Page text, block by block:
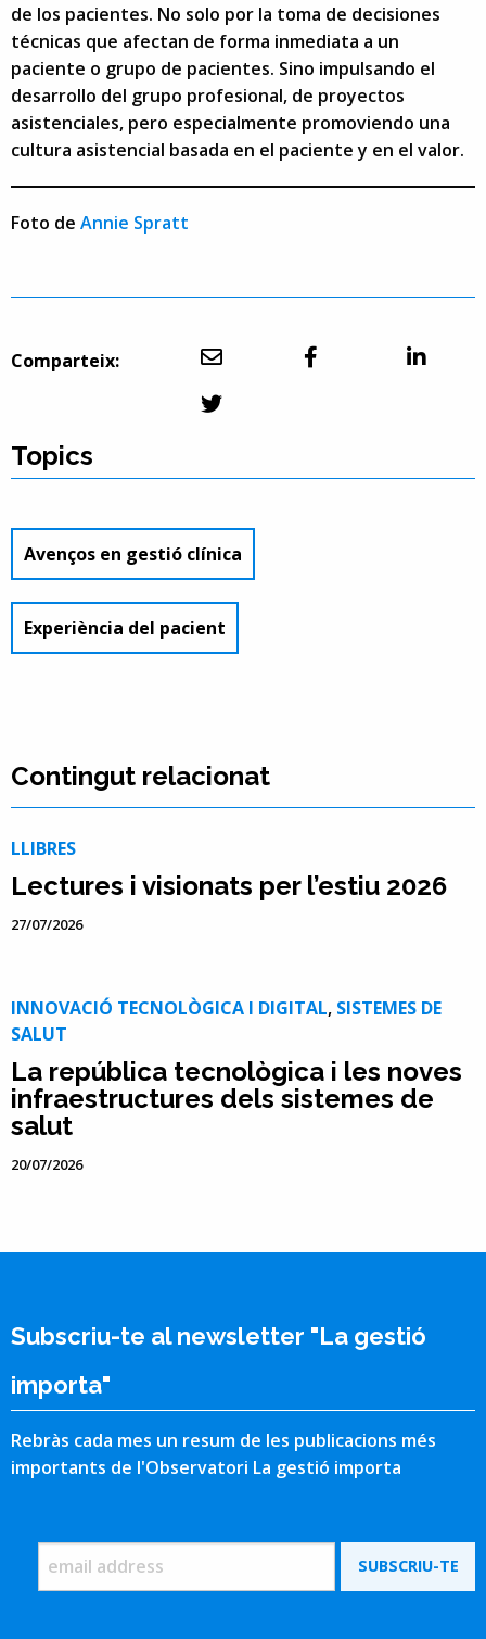
de los pacientes. No solo por la toma de decisiones
técnicas que afectan de forma inmediata a un
paciente o grupo de pacientes. Sino impulsando el
desarrollo del grupo profesional, de proyectos
asistenciales, pero especialmente promoviendo una
cultura asistencial basada en el paciente y en el valor.
Foto de Annie Spratt
Comparteix:
Topics
Avenços en gestió clínica
Experiència del pacient
Contingut relacionat
LLIBRES
Lectures i visionats per l’estiu 2026
27/07/2026
INNOVACIÓ TECNOLÒGICA I DIGITAL, SISTEMES DE
SALUT
La república tecnològica i les noves
infraestructures dels sistemes de
salut
20/07/2026
Subscriu-te al newsletter "La gestió
importa"
Rebràs cada mes un resum de les publicacions més
importants de l'Observatori La gestió importa